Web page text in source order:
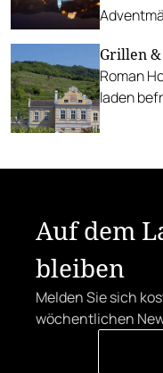
Grillen
Roman
laden
Auf dem
bleiben
Melden Sie sich
wöchentlichen